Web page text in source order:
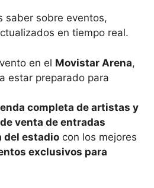
saber sobre eventos,
en tiempo real.
en el Movistar Arena,
estar preparado para
completa de artistas y
venta de entradas
del estadio con los mejores
exclusivos para